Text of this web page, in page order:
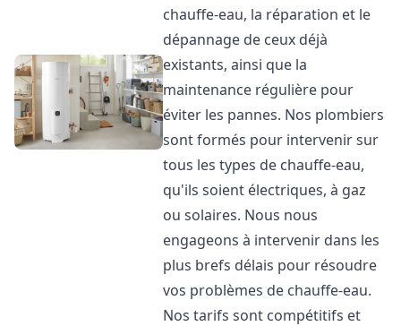
chauffe-eau, la réparation et le
dépannage de ceux déjà
existants, ainsi que la
maintenance régulière pour
éviter les pannes. Nos plombiers
sont formés pour intervenir sur
tous les types de chauffe-eau,
qu'ils soient électriques, à gaz
ou solaires. Nous nous
engageons à intervenir dans les
plus brefs délais pour résoudre
vos problèmes de chauffe-eau.
Nos tarifs sont compétitifs et